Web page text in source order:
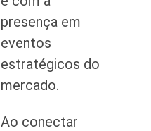
presença em
eventos
estratégicos do
mercado.
Ao conectar